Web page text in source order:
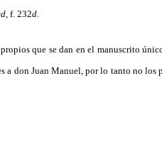
f. 232d
que se dan en el manuscrito
don Juan Ma­nuel, por lo tanto no los